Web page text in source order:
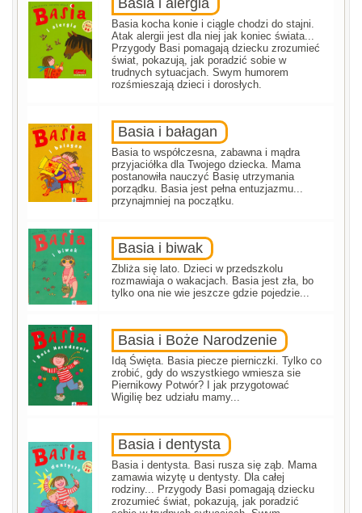
Basia i alergia
Basia kocha konie i ciągle chodzi do stajni.
Atak alergii jest dla niej jak koniec świata...
Przygody Basi pomagają dziecku zrozumieć
świat, pokazują, jak poradzić sobie w
trudnych sytuacjach. Swym humorem
rozśmieszają dzieci i dorosłych.
Basia i bałagan
Basia to współczesna, zabawna i mądra
przyjaciółka dla Twojego dziecka. Mama
postanowiła nauczyć Basię utrzymania
porządku. Basia jest pełna entuzjazmu...
przynajmniej na początku.
Basia i biwak
Zbliża się lato. Dzieci w przedszkolu
rozmawiaja o wakacjach. Basia jest zła, bo
tylko ona nie wie jeszcze gdzie pojedzie...
Basia i Boże Narodzenie
Idą Święta. Basia piecze pierniczki. Tylko co
zrobić, gdy do wszystkiego wmiesza sie
Piernikowy Potwór? I jak przygotować
Wigilię bez udziału mamy...
Basia i dentysta
Basia i dentysta. Basi rusza się ząb. Mama
zamawia wizytę u dentysty. Dla całej
rodziny... Przygody Basi pomagają dziecku
zrozumieć świat, pokazują, jak poradzić